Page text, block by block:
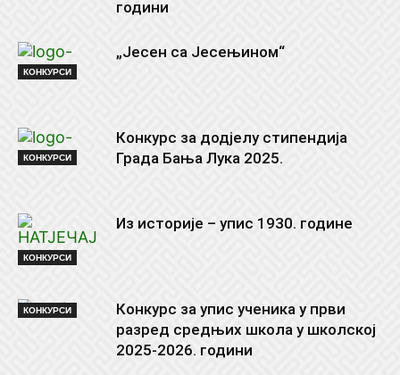
години
КОНКУРСИ
„Јесен са Јесењином“
КОНКУРСИ
Конкурс за додјелу стипендија
Града Бања Лука 2025.
КОНКУРСИ
Из историје – упис 1930. године
КОНКУРСИ
Конкурс за упис ученика у први
разред средњих школа у школској
2025-2026. години